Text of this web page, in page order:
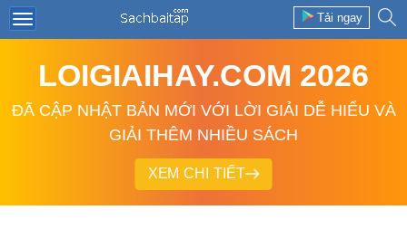
Tải ngay
LOIGIAIHAY.COM 2026
ĐÃ CẬP NHẬT BẢN MỚI VỚI LỜI GIẢI DỄ HIỂU VÀ
GIẢI THÊM NHIỀU SÁCH
XEM CHI TIẾT